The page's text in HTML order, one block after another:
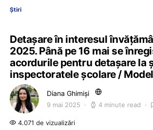
Știri
Detașare în interesul
2025. Până pe 16 mai se
acordurile pentru detașare la
inspectoratele școlare /
Diana Ghimiși
9 mai 2025 4 minute read
4.071 de vizualizări